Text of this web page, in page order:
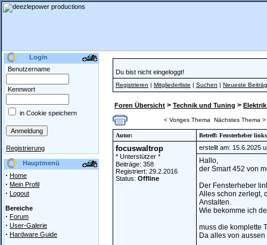
Login
Benutzername
Kennwort
in Cookie speichern
Registrierung
Hauptmenü
· Home
· Mein Profil
· Logout
Bereiche
· Forum
· User-Galerie
· Hardware Guide
Du bist nicht eingeloggt!
Registrieren | Mitgliederliste | Suchen | Neueste
Foren Übersicht > Technik und Tuning >
< Voriges Thema Nächstes Thema >
Autor: Betreff: Fensterheber
focuswaltrop
* Unterstützer *
Beiträge: 358
Registriert: 29.2.2016
Status: Offline
erstellt am: 15.6.2025
Hallo,
der Smart 452 von
Der Fensterheber
Alles schon zerlegt,
Anstalten.
Wie bekomme ich
muss die komplette
Da alles von